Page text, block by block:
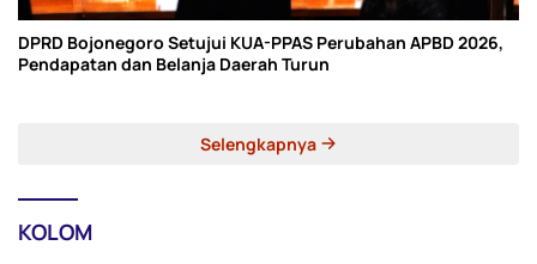
DPRD Bojonegoro Setujui KUA-PPAS Perubahan APBD 2026,
Pendapatan dan Belanja Daerah Turun
Selengkapnya
KOLOM